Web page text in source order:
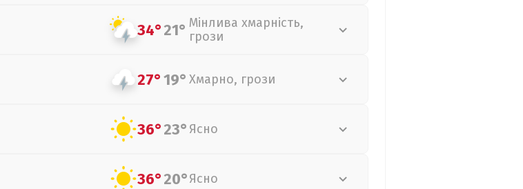
34°21° Мінлива хмарність,
грози
27°19° Хмарно, грози
36°23° Ясно
36°20°Ясно